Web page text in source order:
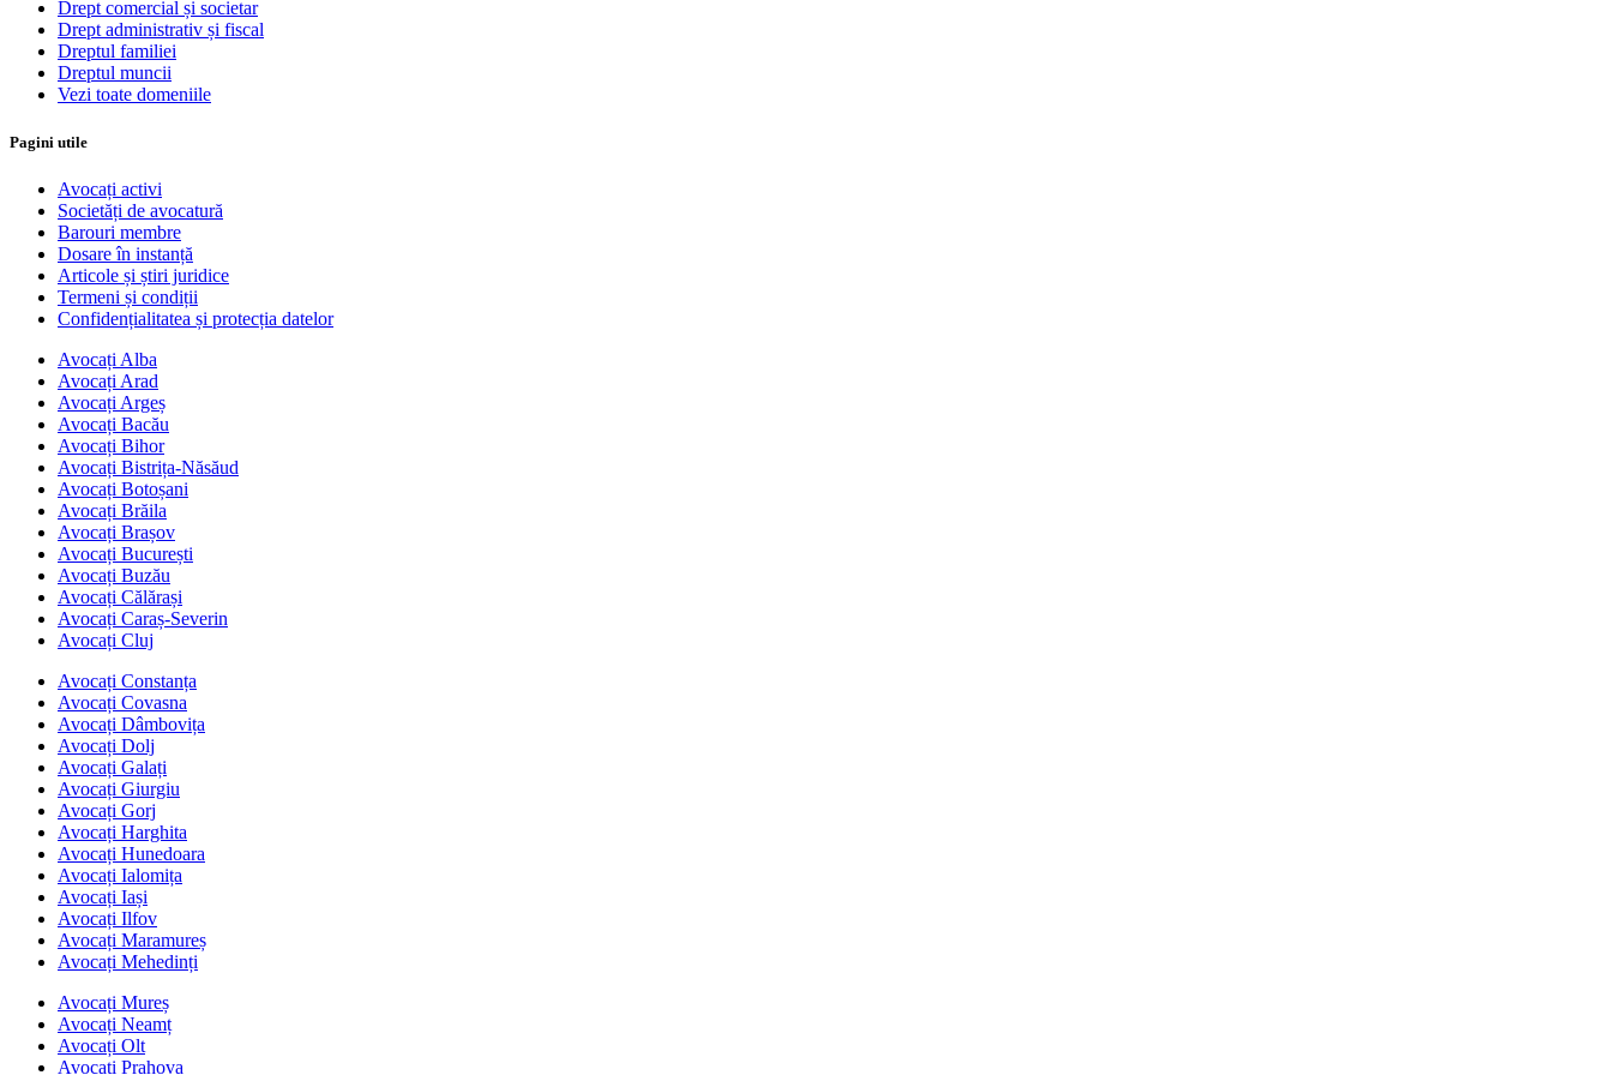
Drept comercial și societar
Drept administrativ și fiscal
Dreptul familiei
Dreptul muncii
Vezi toate domeniile
Pagini utile
Avocați activi
Societăți de avocatură
Barouri membre
Dosare în instanță
Articole și știri juridice
Termeni și condiții
Confidențialitatea și protecția datelor
Avocați Alba
Avocați Arad
Avocați Argeș
Avocați Bacău
Avocați Bihor
Avocați Bistrița-Năsăud
Avocați Botoșani
Avocați Brăila
Avocați Brașov
Avocați București
Avocați Buzău
Avocați Călărași
Avocați Caraș-Severin
Avocați Cluj
Avocați Constanța
Avocați Covasna
Avocați Dâmbovița
Avocați Dolj
Avocați Galați
Avocați Giurgiu
Avocați Gorj
Avocați Harghita
Avocați Hunedoara
Avocați Ialomița
Avocați Iași
Avocați Ilfov
Avocați Maramureș
Avocați Mehedinți
Avocați Mureș
Avocați Neamț
Avocați Olt
Avocați Prahova